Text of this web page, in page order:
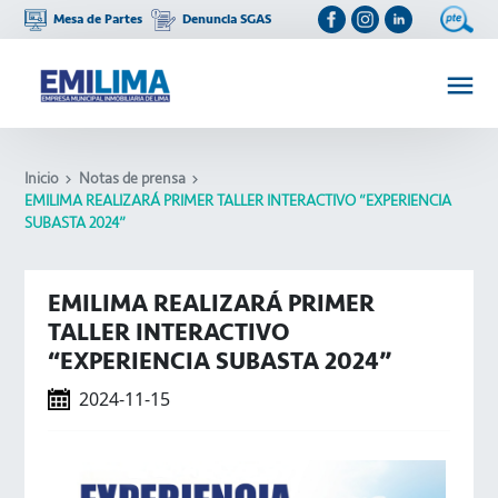
Mesa de Partes Denuncia SGAS
Inicio
Notas de prensa
EMILIMA REALIZARÁ PRIMER TALLER INTERACTIVO “EXPERIENCIA
SUBASTA 2024”
EMILIMA REALIZARÁ PRIMER
TALLER INTERACTIVO
“EXPERIENCIA SUBASTA 2024”
2024-11-15